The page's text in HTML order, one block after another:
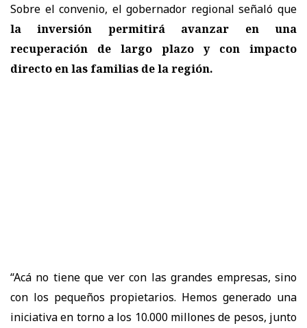
Sobre el convenio, el gobernador regional señaló que
la inversión permitirá avanzar en una
recuperación de largo plazo y con impacto
directo en las familias de la región.
“Acá no tiene que ver con las grandes empresas, sino
con los pequeños propietarios. Hemos generado una
iniciativa en torno a los 10.000 millones de pesos, junto